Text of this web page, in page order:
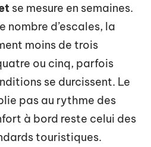
se mesure en semaines.
nombre d’escales, la
moins de trois
ou cinq, parfois
se durcissent. Le
pas au rythme des
à bord reste celui des
touristiques.